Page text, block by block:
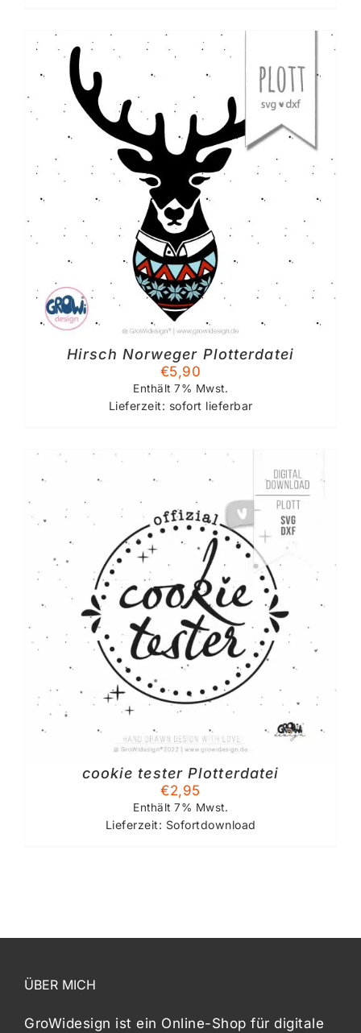
Hirsch Norweger Plotterdatei
€5,90
Enthält 7% Mwst.
Lieferzeit: sofort lieferbar
cookie tester Plotterdatei
€2,95
Enthält 7% Mwst.
Lieferzeit: Sofortdownload
ÜBER MICH
GroWidesign ist ein Online-Shop für digitale